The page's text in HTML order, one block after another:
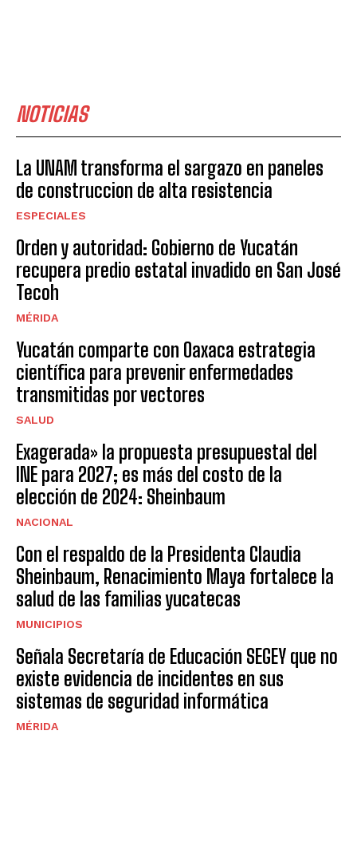
NOTICIAS
La UNAM transforma el sargazo en paneles
de construccion de alta resistencia
ESPECIALES
Orden y autoridad: Gobierno de Yucatán
recupera predio estatal invadido en San José
Tecoh
MÉRIDA
Yucatán comparte con Oaxaca estrategia
científica para prevenir enfermedades
transmitidas por vectores
SALUD
Exagerada» la propuesta presupuestal del
INE para 2027; es más del costo de la
elección de 2024: Sheinbaum
NACIONAL
Con el respaldo de la Presidenta Claudia
Sheinbaum, Renacimiento Maya fortalece la
salud de las familias yucatecas
MUNICIPIOS
Señala Secretaría de Educación SEGEY que no
existe evidencia de incidentes en sus
sistemas de seguridad informática
MÉRIDA